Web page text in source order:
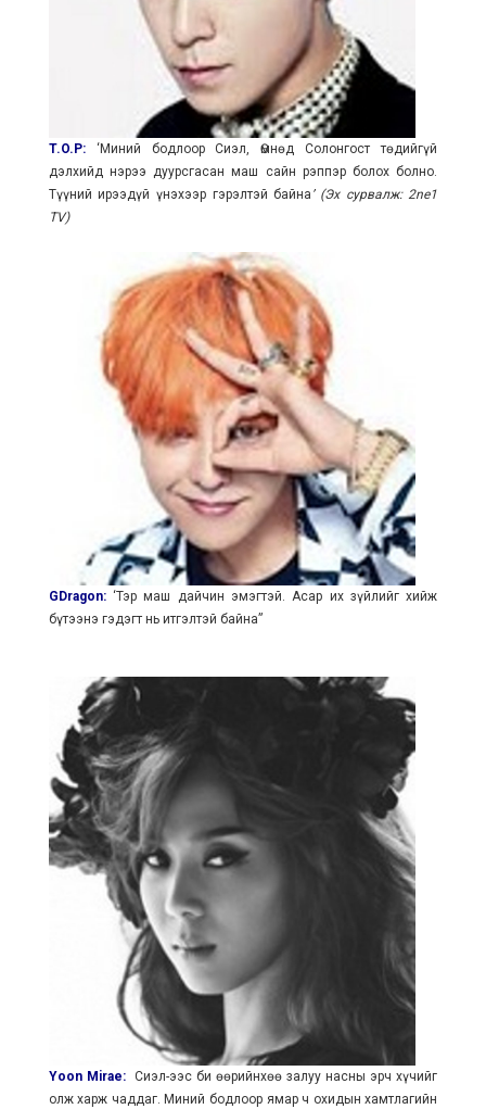
T.O.P:‘Миний бодлоор Сиэл, Өмнөд Солонгост төдийгүй
дэлхийд нэрээ дуурсгасан маш сайн рэппэр болох болно.
Түүний ирээдүй үнэхээр гэрэлтэй байна ’ (Эх сурвалж: 2ne1
TV)
GDragon:‘Тэр маш дайчин эмэгтэй. Асар их зүйлийг хийж
бүтээнэ гэдэгт нь итгэлтэй байна”
Yoon Mirae:Сиэл-ээс би өөрийнхөө залуу насны эрч хүчийг
олж харж чаддаг. Миний бодлоор ямар ч охидын хамтлагийн